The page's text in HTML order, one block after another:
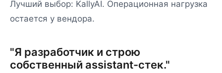
Лучший выбор: KallyAI. Операционная нагрузка
остается у вендора.
"Я разработчик и строю
собственный assistant-стек."